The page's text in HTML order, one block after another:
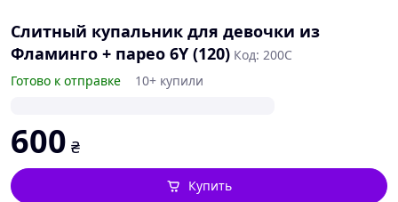
Слитный купальник для девочки из
Фламинго + парео 6Y (120) Код: 200С
Готово к отправке
10+ купили
600 ₴
Купить